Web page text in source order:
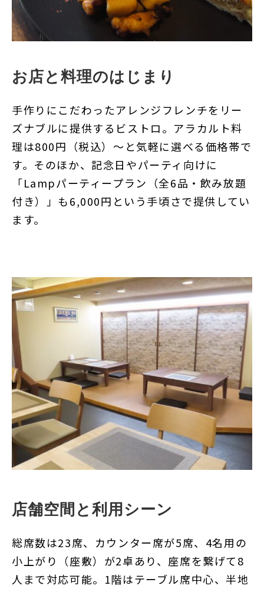
お店と料理のはじまり
手作りにこだわったアレンジフレンチをリー
ズナブルに提供する ビストロ。アラカルト料
理は800円（税込）〜と気軽に選べる価格帯で
す。そのほか、記念日やパーティ向けに
「Lampパーティープラン（全6品・飲み放題
付き）」も6,000円という手頃さで提供してい
ます。
店舗空間と利用シーン
総席数は23席、カウンター席が5席、4名用の
小上がり（座敷）が2卓あり、座席を繋げて8
人まで対応可能。1階はテーブル席中心、半地